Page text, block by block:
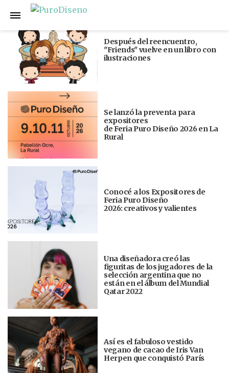
Anterior
Después del reencuentro,
"Friends" vuelve en un libro con
ilustraciones
Se lanzó la preventa para
expositores
de Feria Puro Diseño 2026 en La
Rural
Conocé a los Expositores de
Feria Puro Diseño
2026: creativos y valientes
Una diseñadora creó las
figuritas de los jugadores de la
selección argentina que no
están en el álbum del Mundial
Qatar 2022
Así es el fabuloso vestido
vegano de cacao de Iris Van
Herpen que conquistó París
Siguiente